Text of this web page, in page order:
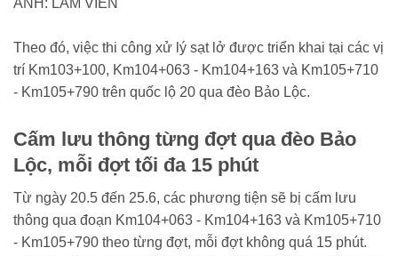
Theo đó, việc thi công xử lý sạt lở được triển khai tại các vị
trí Km103+100, Km104+063 - Km104+163 và Km105+710
- Km105+790 trên quốc lộ 20 qua đèo Bảo Lộc.
Cấm lưu thông từng đợt qua đèo Bảo
Lộc, mỗi đợt tối đa 15 phút
Từ ngày 20.5 đến 25.6, các phương tiện sẽ bị cấm lưu
thông qua đoạn Km104+063 - Km104+163 và Km105+710
- Km105+790 theo từng đợt, mỗi đợt không quá 15 phút.